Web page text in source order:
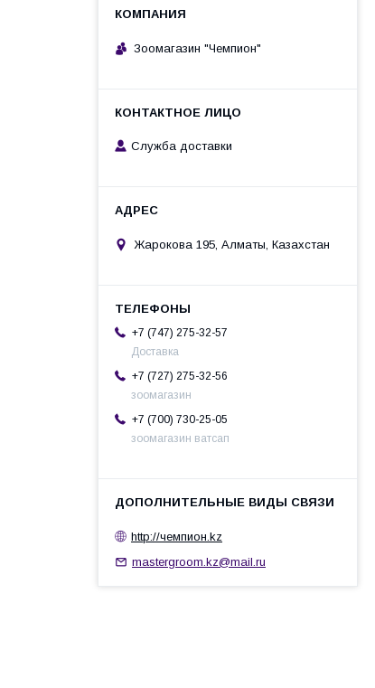
Зоомагазин "Чемпион"
Служба доставки
Жарокова 195, Алматы, Казахстан
+7 (747) 275-32-57
Доставка
+7 (727) 275-32-56
зоомагазин
+7 (700) 730-25-05
зоомагазин ватсап
http://чемпион.kz
mastergroom.kz@mail.ru